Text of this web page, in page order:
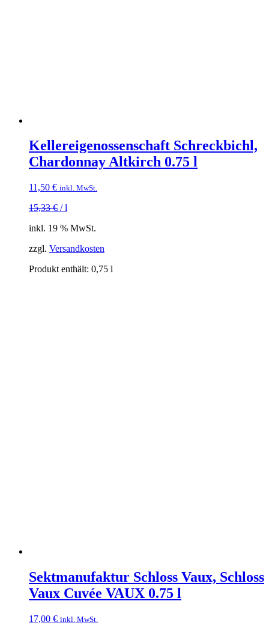
Kellereigenossenschaft Schreckbichl,
Chardonnay Altkirch 0.75 l
11,50 € inkl. MwSt.
15,33€ /l
inkl. 19 % MwSt.
zzgl. Versandkosten
Produkt enthält: 0,75 l
Sektmanufaktur Schloss Vaux, Schloss
Vaux Cuvée VAUX 0.75 l
17,00 € inkl. MwSt.